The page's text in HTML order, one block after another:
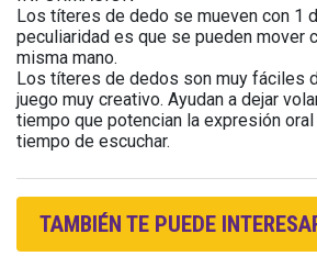
Los títeres de dedo se mueven con 1
peculiaridad es que se pueden mover
misma mano.
Los títeres de dedos son muy fáciles
juego muy creativo. Ayudan a dejar
tiempo que potencian la expresión
tiempo de escuchar.
TAMBIÉN TE PUEDE